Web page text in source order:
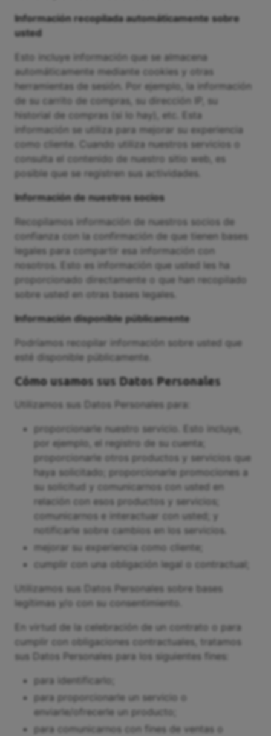
Información recopilada automáticamente sobre
usted
Esto incluye información que se almacena
automáticamente mediante cookies y otras
herramientas de sesión. Por ejemplo, la información
de su carrito de compras, su dirección IP, su
historial de compras (si lo hay), etc. Esta
información se utiliza para mejorar su experiencia
como cliente. Cuando utiliza nuestros servicios o
consulta el contenido de nuestro sitio web, es
posible que se registren sus actividades.
Información de nuestros socios
Recopilamos información de nuestros socios de
confianza con la confirmación de que tienen bases
legales para compartir esa información con
nosotros. Esto es información que usted les ha
proporcionado directamente o que han recopilado
sobre usted en otras bases legales.
Información disponible públicamente
Podríamos recopilar información sobre usted que
esté disponible públicamente.
Cómo usamos sus Datos Personales
Utilizamos sus Datos Personales para:
proporcionarle nuestro servicio. Esto incluye,
por ejemplo, el registro de su cuenta;
proporcionarle otros productos y servicios que
haya solicitado; proporcionarle promociones a
su solicitud y comunicarnos con usted en
relación con esos productos y servicios;
comunicarnos e interactuar con usted; y
notificarle sobre cambios en los servicios.
mejorar su experiencia como cliente;
cumplir con una obligación legal o contractual;
Utilizamos sus Datos Personales sobre bases
legítimas y/o con su consentimiento.
En virtud de la celebración de un contrato o para
cumplir con obligaciones contractuales, tratamos
sus Datos Personales para los siguientes fines:
para identificarlo;
para proporcionarle un servicio o
enviarle/ofrecerle un producto;
para comunicarnos con fines de ventas o